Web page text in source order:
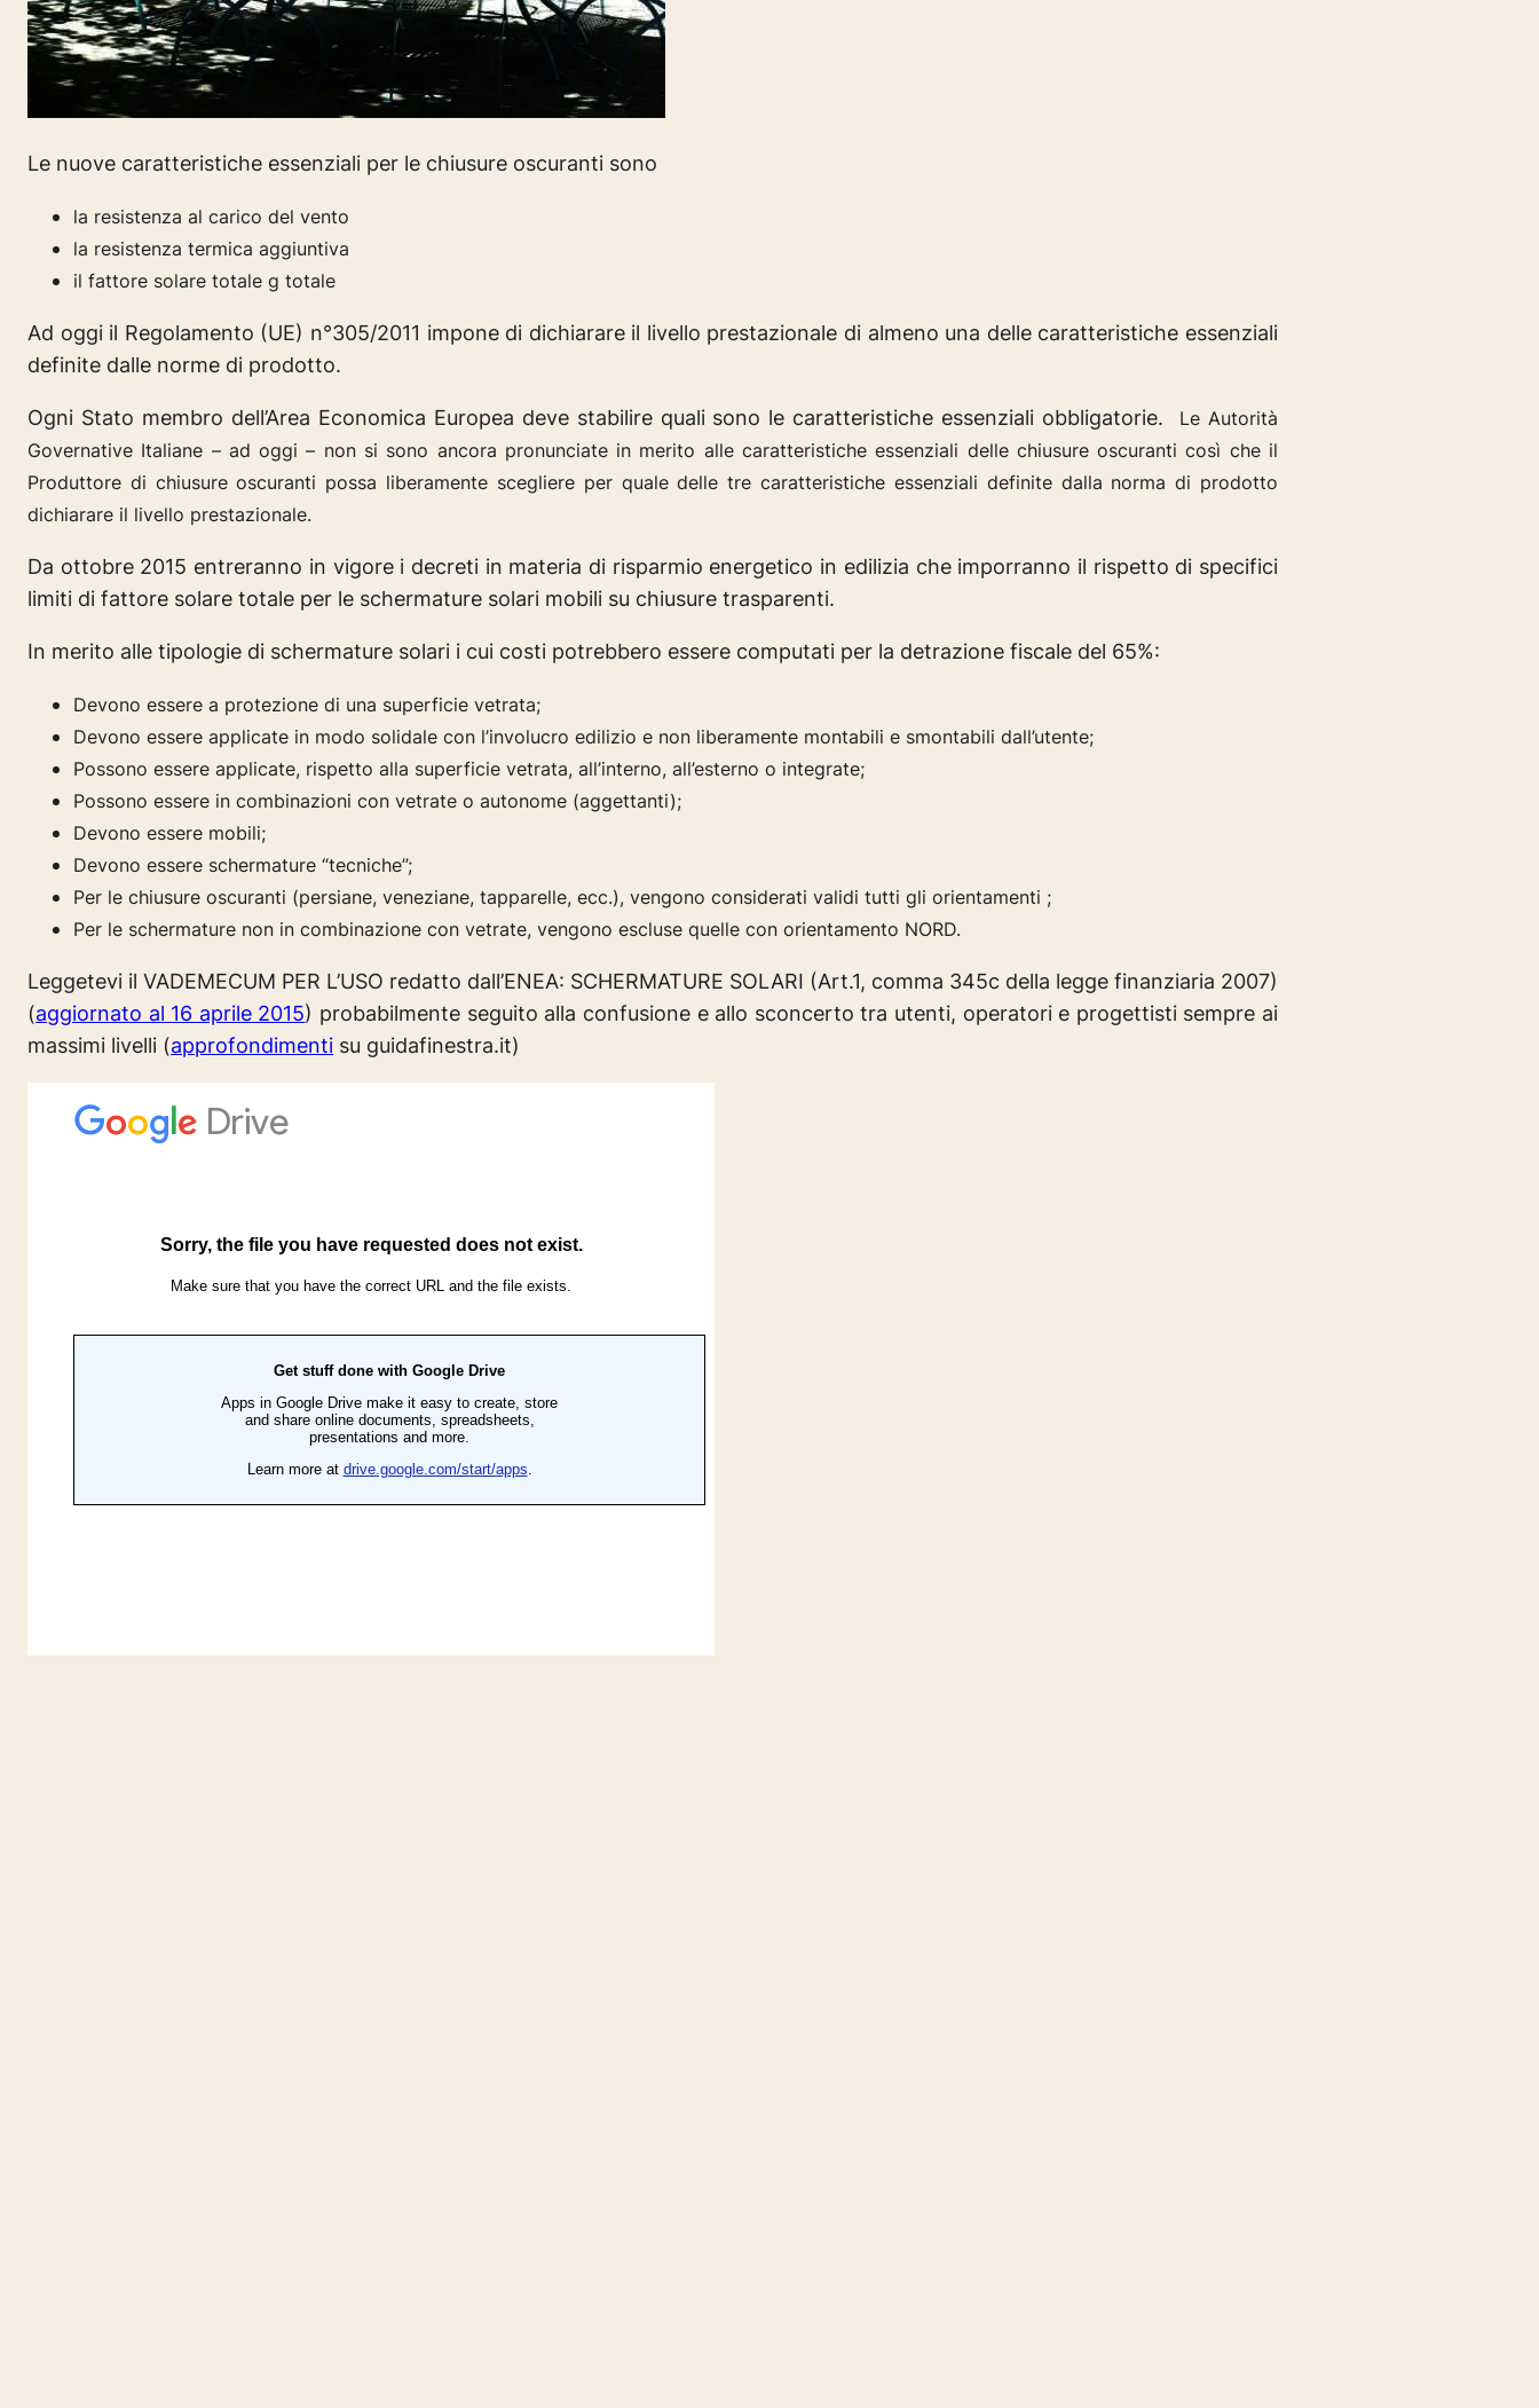
Le nuove caratteristiche essenziali per le chiusure oscuranti sono
la resistenza al carico del vento
la resistenza termica aggiuntiva
il fattore solare totale g totale
Ad oggi il Regolamento (UE) n°305/2011 impone di dichiarare il livello prestazionale di almeno una delle caratteristiche essenziali
definite dalle norme di prodotto.
Ogni Stato membro dell’Area Economica Europea deve stabilire quali sono le caratteristiche essenziali obbligatorie.
Le Autorità
Governative Italiane – ad oggi – non si sono ancora pronunciate in merito alle caratteristiche essenziali delle chiusure oscuranti così cheil
Produttore di chiusure oscuranti possa liberamente scegliere per quale delle tre caratteristiche essenziali definite dalla norma di prodotto
dichiarare il livello prestazionale.
Da ottobre 2015 entreranno in vigore i decreti in materia di risparmio energetico in edilizia che imporranno il rispetto di specifici
limiti di fattore solare totale per le schermature solari mobili su chiusure trasparenti.
In merito alle tipologie di schermature solari i cui costi potrebbero essere computati per la detrazione fiscale del 65%:
Devono essere a protezione di una superficie vetrata;
Devono essere applicate in modo solidale con l’involucro edilizio e non liberamente montabili e smontabili dall’utente;
Possono essere applicate, rispetto alla superficie vetrata, all’interno, all’esterno o integrate;
Possono essere in combinazioni con vetrate o autonome (aggettanti);
Devono essere mobili;
Devono essere schermature “tecniche”;
Per le chiusure oscuranti (persiane, veneziane, tapparelle, ecc.), vengono considerati validi tutti gli orientamenti ;
Per le schermature non in combinazione con vetrate, vengono escluse quelle con orientamento NORD.
Leggetevi il VADEMECUM PER L’USO redatto dall’ENEA: SCHERMATURE SOLARI (Art.1, comma 345c della legge finanziaria 2007)
(aggiornato al 16 aprile 2015) probabilmente seguito alla confusione e allo sconcerto tra utenti, operatori e progettisti sempre ai
massimi livelli (approfondimenti su guidafinestra.it)